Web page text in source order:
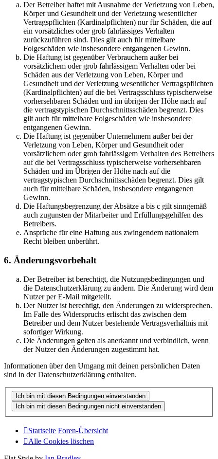
Der Betreiber haftet mit Ausnahme der Verletzung von Leben,
Körper und Gesundheit und der Verletzung wesentlicher
Vertragspflichten (Kardinalpflichten) nur für Schäden, die auf
ein vorsätzliches oder grob fahrlässiges Verhalten
zurückzuführen sind. Dies gilt auch für mittelbare
Folgeschäden wie insbesondere entgangenen Gewinn.
Die Haftung ist gegenüber Verbrauchern außer bei
vorsätzlichem oder grob fahrlässigem Verhalten oder bei
Schäden aus der Verletzung von Leben, Körper und
Gesundheit und der Verletzung wesentlicher Vertragspflichten
(Kardinalpflichten) auf die bei Vertragsschluss typischerweise
vorhersehbaren Schäden und im übrigen der Höhe nach auf
die vertragstypischen Durchschnittsschäden begrenzt. Dies
gilt auch für mittelbare Folgeschäden wie insbesondere
entgangenen Gewinn.
Die Haftung ist gegenüber Unternehmern außer bei der
Verletzung von Leben, Körper und Gesundheit oder
vorsätzlichem oder grob fahrlässigem Verhalten des Betreibers
auf die bei Vertragsschluss typischerweise vorhersehbaren
Schäden und im Übrigen der Höhe nach auf die
vertragstypischen Durchschnittsschäden begrenzt. Dies gilt
auch für mittelbare Schäden, insbesondere entgangenen
Gewinn.
Die Haftungsbegrenzung der Absätze a bis c gilt sinngemäß
auch zugunsten der Mitarbeiter und Erfüllungsgehilfen des
Betreibers.
Ansprüche für eine Haftung aus zwingendem nationalem
Recht bleiben unberührt.
6. Änderungsvorbehalt
Der Betreiber ist berechtigt, die Nutzungsbedingungen und
die Datenschutzerklärung zu ändern. Die Änderung wird dem
Nutzer per E-Mail mitgeteilt.
Der Nutzer ist berechtigt, den Änderungen zu widersprechen.
Im Falle des Widerspruchs erlischt das zwischen dem
Betreiber und dem Nutzer bestehende Vertragsverhältnis mit
sofortiger Wirkung.
Die Änderungen gelten als anerkannt und verbindlich, wenn
der Nutzer den Änderungen zugestimmt hat.
Informationen über den Umgang mit deinen persönlichen Daten
sind in der Datenschutzerklärung enthalten.
Startseite Foren-Übersicht
Alle Cookies löschen